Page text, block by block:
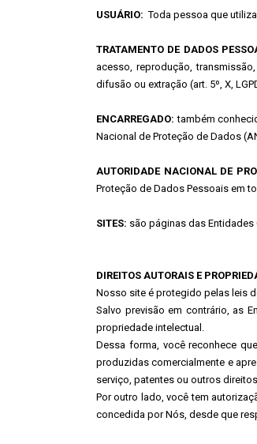
USUÁRIO: Toda pessoa que
TRATAMENTO DE DADOS
acesso, reprodução,
difusão ou extração (art. 5º, X,
ENCARREGADO:também
Nacional de Proteção de Dados
AUTORIDADE NACIONAL DE
Proteção de Dados Pessoais em
SITES: são páginas das
DIREITOS AUTORAIS E
Nosso site é protegido pelas leis
Salvo previsão em contrário, as
propriedade intelectual.
Dessa forma, você reconhece
produzidas comercialmente e
serviço, patentes ou outros
Por outro lado, você tem
concedida por Nós, desde que